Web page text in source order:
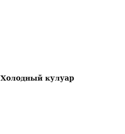
Холодный кулуар